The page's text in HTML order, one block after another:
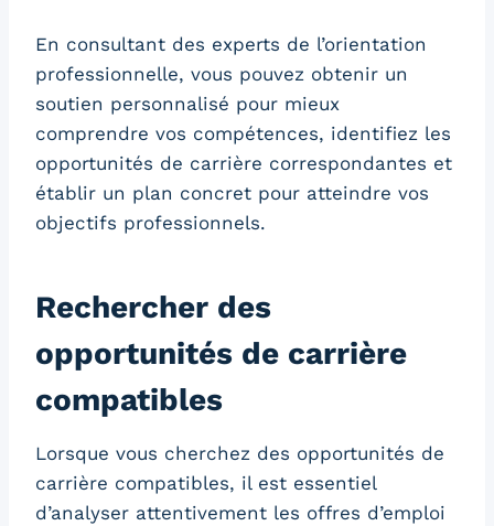
En consultant des experts de l’orientation
professionnelle, vous pouvez obtenir un
soutien personnalisé pour mieux
comprendre vos compétences, identifiez les
opportunités de carrière correspondantes et
établir un plan concret pour atteindre vos
objectifs professionnels.
Rechercher des
opportunités de carrière
compatibles
Lorsque vous cherchez des opportunités de
carrière compatibles, il est essentiel
d’analyser attentivement les offres d’emploi